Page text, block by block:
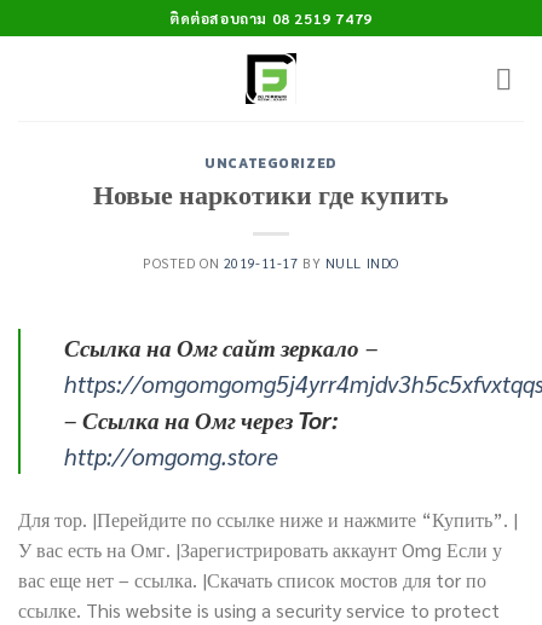
to
ติดต่อสอบถาม 08 2519 7479
UNCATEGORIZED
Новые наркотики где купить
POSTED ON 2019-11-17 BY NULL INDO
Ссылка на Омг сайт зеркало –
https://
– Ссылка на Омг через Tor:
http://omgomg.store
Для тор. |Перейдите по ссылке ниже и нажмите “Купить”. |
У вас есть на Омг. |Зарегистрировать аккаунт Omg Если у
вас еще нет – ссылка. |Скачать список мостов для tor по
ссылке. This website is using a security service to protect